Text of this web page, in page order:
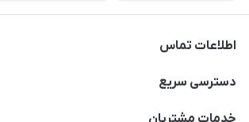
اطلاعات تماس
011-33376810 /// 09123594705 /// 09030910517
دسترسی سریع
حساب کاربری
خدمات مشتریان